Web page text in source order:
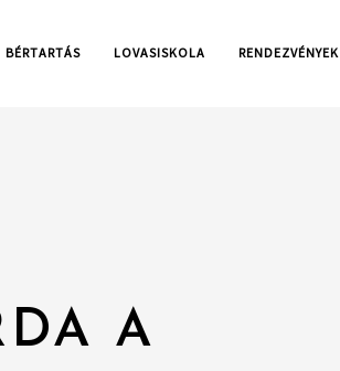
BÉRTARTÁS LOVASISKOLA RENDEZVÉNYEK
A